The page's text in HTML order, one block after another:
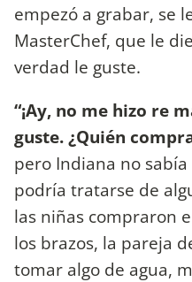
empezó a grabar, se
MasterChef, que le
verdad le guste.
“¡Ay, no me hizo re
guste. ¿Quién
pero Indiana no
podría tratarse de
las niñas compraron
los brazos, la pareja
tomar algo de agua,